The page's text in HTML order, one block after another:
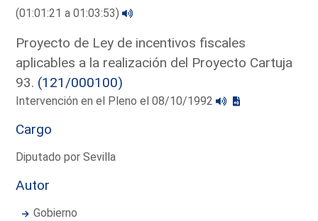
(01:01:21 a 01:03:53)
Proyecto de Ley de incentivos fiscales
aplicables a la realización del Proyecto Cartuja
93. (121/000100)
Intervención en el Pleno el 08/10/1992
Cargo
Diputado por Sevilla
Autor
Gobierno